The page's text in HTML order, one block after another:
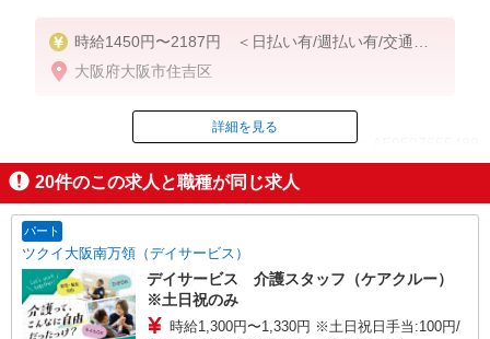
時給1450円〜2187円 ＜日払い有/週払い有/交通費
全支給(ガソリン代含む)＞
大阪府大阪市住吉区
ID：AE0527655489
掲載期間終了
詳細を見る
20件のこの求人と職種が同じ求人
パート
ツクイ大阪南万領（デイサービス）
デイサービス 介護スタッフ（ケアクルー）
※土日祝のみ
時給1,300円〜1,330円 ※土日祝日手当:100円/